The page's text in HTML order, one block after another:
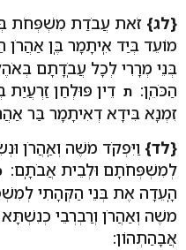
{לג} זֹאת עֲבֹדַת מִשְׁפְּחֹת
מוֹעֵד בְּיַד אִֽיתָמָר בֶּֽן אַהֲרֹן
בְּנֵי מְרָרִי לְכָל עֲבֹֽדָתָם
הַכֹּהֵֽן: ת דֵין פּוּלְחַן
זִמְנָא בִּידָא דְאִיתָמָר בַּר
{לד} וַיִּפְקֹד מֹשֶׁה וְאַֽהֲרֹן
לְמִשְׁפְּחֹתָם וּלְבֵית אֲבֹתָֽם:
הָֽעֵדָה אֶת בְּנֵי הַקְּהָתִי
משֶׁה וְאַהֲרֹן וְרַבְרְבֵי כְנִשְׁתָּא
אֲבָהַתְהוֹן: